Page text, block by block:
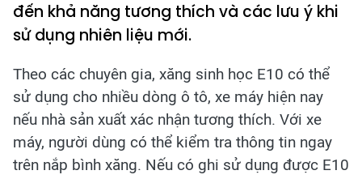
đến khả năng tương thích và các lưu ý khi
sử dụng nhiên liệu mới.
Theo các chuyên gia, xăng sinh học E10 có thể
sử dụng cho nhiều dòng ô tô, xe máy hiện nay
nếu nhà sản xuất xác nhận tương thích. Với xe
máy, người dùng có thể kiểm tra thông tin ngay
trên nắp bình xăng. Nếu có ghi sử dụng được E10